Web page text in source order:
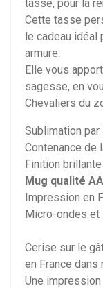
tasse, pour la
Cette tasse
le cadeau idéal
armure.
Elle vous
sagesse, en
Chevaliers du
Sublimation
Contenance de
Finition brillante
Mug qualité
Impression en
Micro-ondes
Cerise sur le
en France
Une